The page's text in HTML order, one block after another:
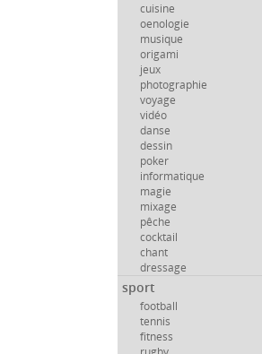
cuisine
oenologie
musique
origami
jeux
photographie
voyage
vidéo
danse
dessin
poker
informatique
magie
mixage
pêche
cocktail
chant
dressage
sport
football
tennis
fitness